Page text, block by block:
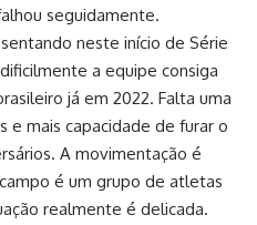
seguidamente.
neste início de Série
a equipe consiga
já em 2022. Falta uma
e mais capacidade de furar o
A movimentação é
é um grupo de atletas
realmente é delicada.